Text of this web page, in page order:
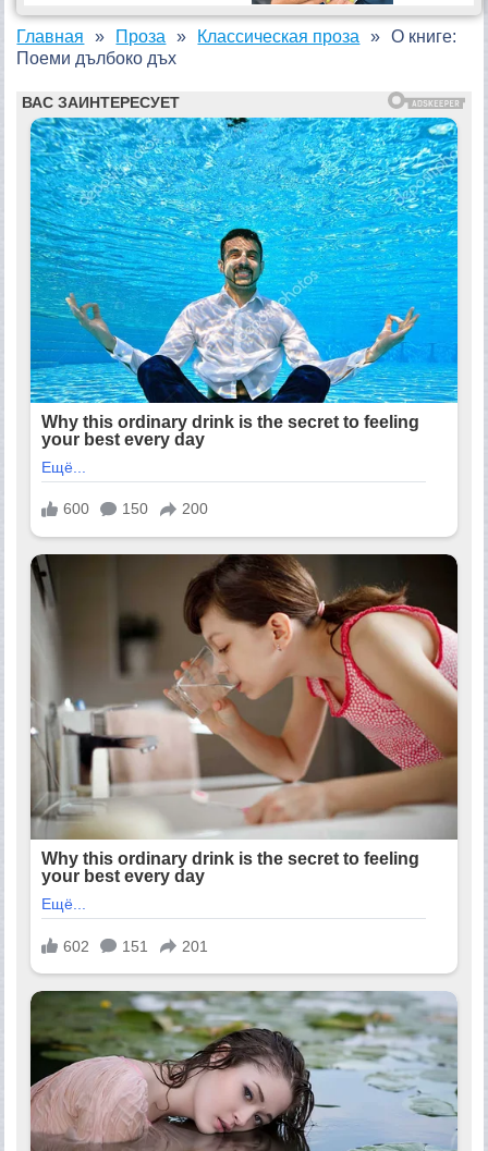
Главная Проза Классическая проза
О книге:
Поеми дълбоко дъх